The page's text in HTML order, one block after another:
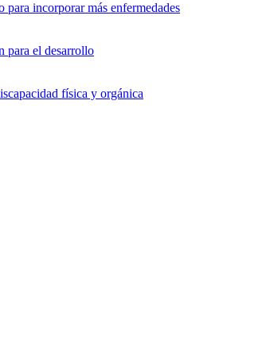
incorporar más enfermedades
para el desarrollo
física y orgánica